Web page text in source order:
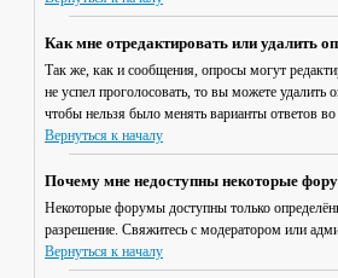
Как мне отредактировать или удалить
Так же, как и сообщения, опросы могут
не успел проголосовать, то вы можете удалить
чтобы нельзя было менять варианты ответов
Вернуться к началу
Почему мне недоступны некоторые
Некоторые форумы доступны только
разрешение. Свяжитесь с модератором или
Вернуться к началу